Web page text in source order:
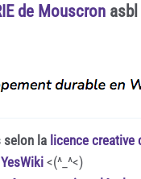
de Mouscronasbl
selon la licence creative
YesWiki<(^_^<)